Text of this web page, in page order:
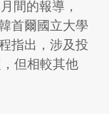
間的報導，
首爾國立大學
指出，涉及投
但相較其他